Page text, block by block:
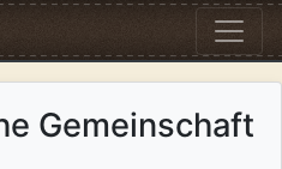
Gemeinschaft